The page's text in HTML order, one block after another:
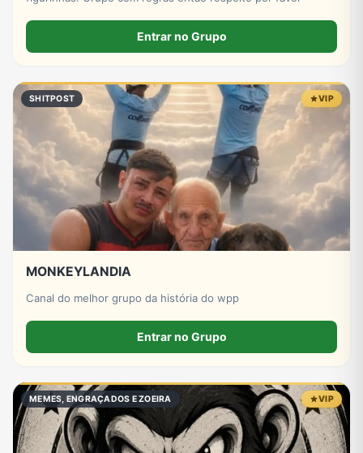
Entrar no Grupo
SHITPOST VIP
MONKEYLANDIA
Canal do melhor grupo da história do wpp
Entrar no Grupo
MEMES, ENGRAÇADOS E ZOEIRA VIP